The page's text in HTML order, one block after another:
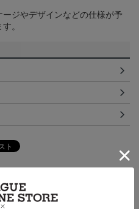
ジやデザインなどの仕様が予
。